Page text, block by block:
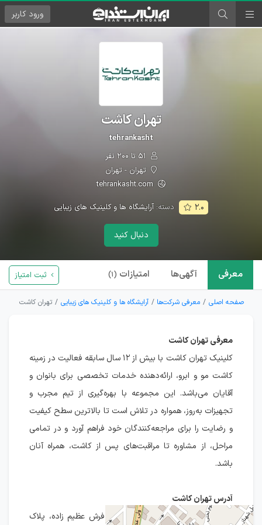
ورود کاربر
تهران کاشت
tehrankasht
تهران - تهران
۲.۰ دسته:آرایشگاه ها و کلینیک های زیبایی
دنبال کنید
معرفی آگهی‌ها امتیازات (۱) ثبت امتیاز
صفحه اصلی معرفی شرکت‌ها آرایشگاه ها و کلینیک های زیبایی تهران کاشت
معرفی تهران کاشت
کلینیک تهران کاشت با بیش از ۱۲ سال سابقه فعالیت در زمینه
کاشت مو و ابرو، ارائه‌دهنده خدمات تخصصی برای بانوان و
آقایان می‌باشد. این مجموعه با بهره‌گیری از تیم مجرب و
تجهیزات به‌روز، همواره در تلاش است تا بالاترین سطح کیفیت
و رضایت را برای مراجعه‌کنندگان خود فراهم آورد و در تمامی
مراحل، از مشاوره تا مراقبت‌های پس از کاشت، همراه آنان
باشد.
آدرس تهران کاشت
تهران، خیابان فیاضی (فرشته)، جنب فرش عظیم زاده، پلاک